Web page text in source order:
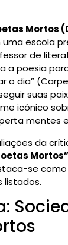
Mortos
uma escola
de
a poesia
o dia”
suas
icônico
mentes
da
se como
listados.